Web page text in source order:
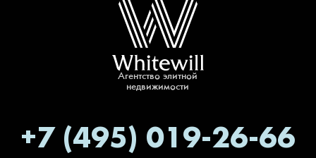
Агентство элитной
недвижимости
+7 (495) 019-26-66